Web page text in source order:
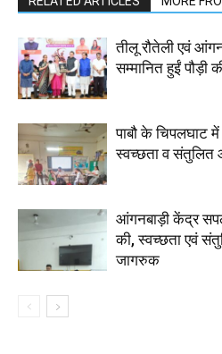
तीलू रौतेली एवं
सम्मानित हुईं पौड़ी
पाबौ के चिपलघाट
स्वच्छता व संतुलित
आंगनबाड़ी केंद्र
की, स्वच्छता एवं
जागरुक